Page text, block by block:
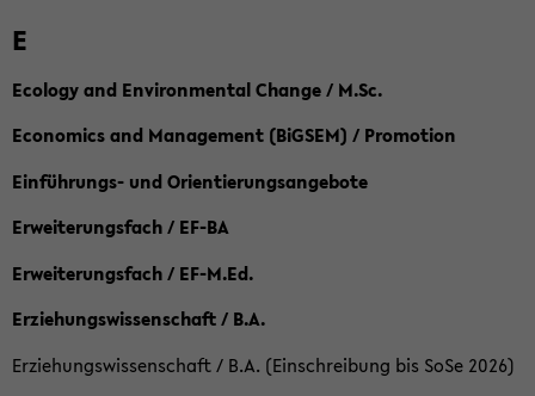
E
Ecology and Environmental Change / M.Sc.
Economics and Management (BiGSEM) / Promotion
Einführungs- und Orientierungsangebote
Erweiterungsfach / EF-BA
Erweiterungsfach / EF-M.Ed.
Erziehungswissenschaft / B.A.
Erziehungswissenschaft / B.A. (Einschreibung bis SoSe 2026)